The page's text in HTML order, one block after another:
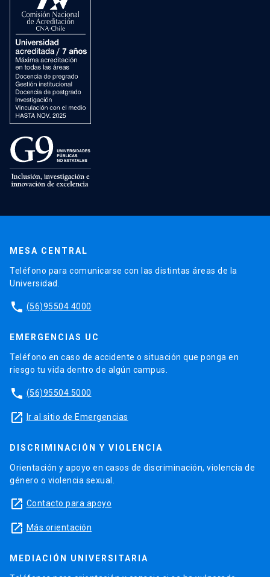
MESA CENTRAL
Teléfono para comunicarse con las distintas áreas de la
Universidad.
phone (56)95504 4000
EMERGENCIAS UC
Teléfono en caso de accidente o situación que ponga en
riesgo tu vida dentro de algún campus.
phone (56)95504 5000
launch Ir al sitio de Emergencias
DISCRIMINACIÓN Y VIOLENCIA
Orientación y apoyo en casos de discriminación, violencia de
género o violencia sexual.
launch Contacto para apoyo
launch Más orientación
MEDIACIÓN UNIVERSITARIA